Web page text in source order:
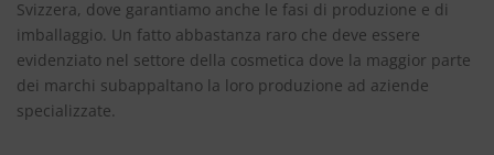
Svizzera, dove garantiamo anche le fasi di produzione e di
imballaggio. Un fatto abbastanza raro che deve essere
evidenziato nel settore della cosmetica dove la maggior parte
dei marchi subappaltano la loro produzione ad aziende
specializzate.